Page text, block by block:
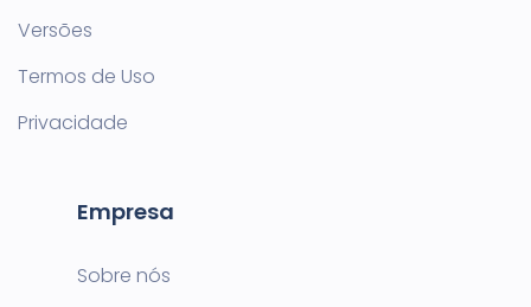
Versões
Termos de Uso
Privacidade
Empresa
Sobre nós